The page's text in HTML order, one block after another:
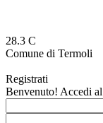
28.3 C
Comune di Termoli
Registrati
Benvenuto! Accedi